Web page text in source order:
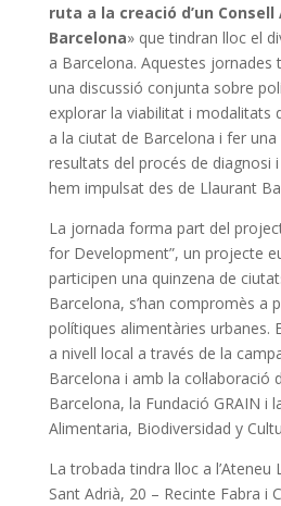
ruta a la creació d’un
Barcelona» que tindran lloc el
a Barcelona. Aquestes jornades
una discussió conjunta sobre
explorar la viabilitat i modalitats
a la ciutat de Barcelona i fer
resultats del procés de diagnosi
hem impulsat des de Llaurant
La jornada forma part del
for Development”, un projecte
participen una quinzena de
Barcelona, s’han compromès a
polítiques alimentàries urbanes.
a nivell local a través de la
Barcelona i amb la col·laboració
Barcelona, la Fundació GRAIN i
Alimentaria, Biodiversidad y
La trobada tindra lloc a l’Ateneu
Sant Adrià, 20 – Recinte Fabra i